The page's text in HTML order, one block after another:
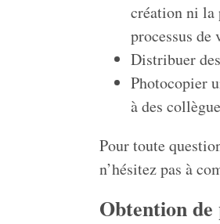
création ni la
processus de
Distribuer
Photocopier
à des
Pour toute
n’hésitez pas à
Obtention de